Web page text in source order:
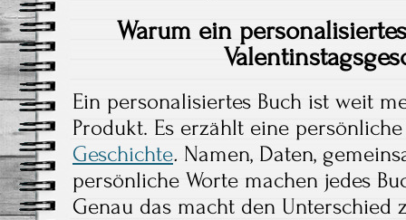
Warum ein
Ein personalisiertes Buch ist weit
Produkt. Es erzählt eine
Geschichte. Namen, Daten,
persönliche Worte machen jedes
Genau das macht den Unterschied